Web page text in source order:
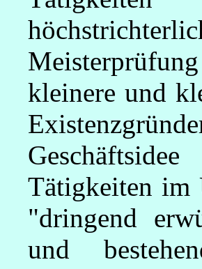
kleinere und
Tätigkeiten im
"dringend
und